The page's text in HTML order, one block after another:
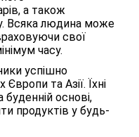
а також
Всяка людина може
свої
часу.
успішно
та Азії. Їхні
основі,
продуктів у будь-